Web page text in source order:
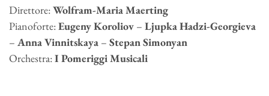
Direttore:Wolfram-Maria Maerting
Pianoforte:Eugeny Koroliov – Ljupka Hadzi-Georgieva
– Anna Vinnitskaya – Stepan Simonyan
Orchestra:I Pomeriggi Musicali